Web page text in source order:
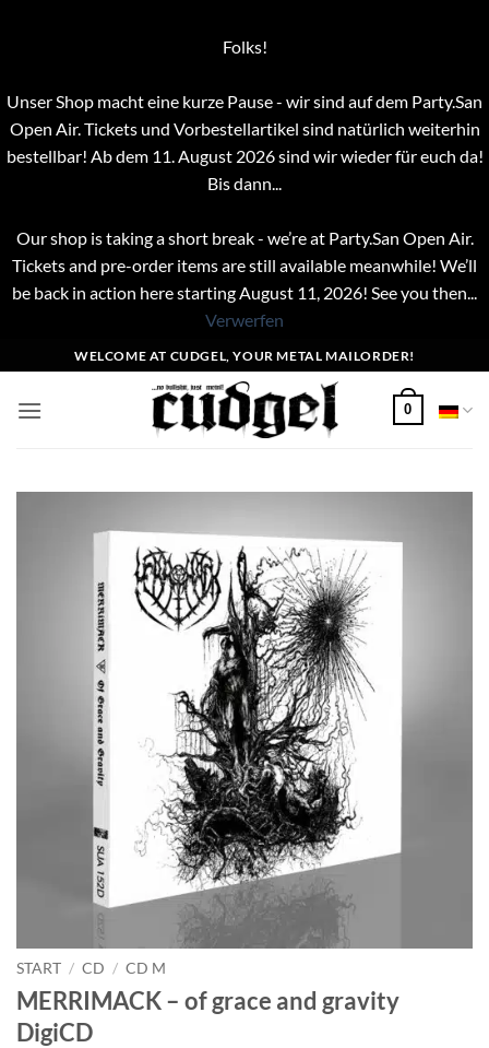
Folks!
Unser Shop macht eine kurze Pause - wir sind auf dem Party.San
Open Air. Tickets und Vorbestellartikel sind natürlich weiterhin
bestellbar! Ab dem 11. August 2026 sind wir wieder für euch da!
Bis dann...
Our shop is taking a short break - we’re at Party.San Open Air.
Tickets and pre-order items are still available meanwhile! We’ll
be back in action here starting August 11, 2026! See you then...
Verwerfen
Inhalt
springen
WELCOME AT CUDGEL, YOUR METAL MAILORDER!
0
START / CD / CD M
MERRIMACK – of grace and gravity
DigiCD